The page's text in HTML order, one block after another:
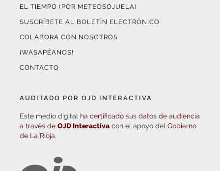
EL TIEMPO (POR METEOSOJUELA)
SUSCRÍBETE AL BOLETÍN ELECTRÓNICO
COLABORA CON NOSOTROS
¡WASAPÉANOS!
CONTACTO
AUDITADO POR OJD INTERACTIVA
Este medio digital ha certificado sus datos de audiencia
a través de OJD Interactiva con el apoyo del Gobierno
de La Rioja.